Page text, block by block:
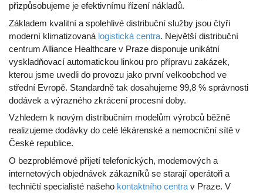
přizpůsobujeme je efektivnímu řízení nákladů.
Základem kvalitní a spolehlivé distribuční služby jsou čtyři
moderní klimatizovaná logistická centra. Největší distribuční
centrum Alliance Healthcare v Praze disponuje unikátní
vyskladňovací automatickou linkou pro přípravu zakázek,
kterou jsme uvedli do provozu jako první velkoobchod ve
střední Evropě. Standardně tak dosahujeme 99,8 % správnosti
dodávek a výrazného zkrácení procesní doby.
Vzhledem k novým distribučním modelům výrobců běžně
realizujeme dodávky do celé lékárenské a nemocniční sítě v
České republice.
O bezproblémové přijetí telefonických, modemových a
internetových objednávek zákazníků se starají operátoři a
techničtí specialisté našeho kontaktního centra v Praze. V